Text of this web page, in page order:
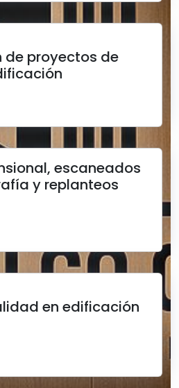
de proyectos de
escaneados
y replanteos
en edificación